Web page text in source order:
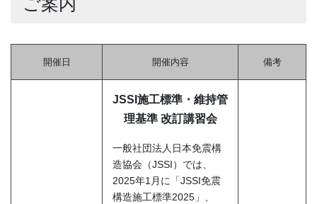
ご案内
開催日 開催内容 備考
JSSI施工標準・維持管
理基準 改訂講習会
一般社団法人日本免震構
造協会（JSSI）では、
2025年1月に「JSSI免震
構造施工標準2025」、